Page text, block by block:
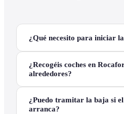
¿Qué necesito para iniciar
¿Recogéis coches en
alrededores?
¿Puedo tramitar la baja si el
arranca?